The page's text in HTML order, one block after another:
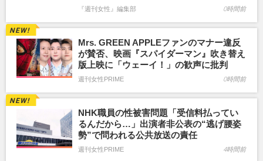
『週刊女性』編集部 0時間前
Mrs. GREEN APPLEファンのマナー違反
が賛否、映画『スパイダーマン』吹き替え
版上映に「ウェーイ！」の歓声に批判
週刊女性PRIME 0時間前
NHK職員の性被害問題「受信料払ってい
るんだから…」出演者非公表の“逃げ腰姿
勢”で問われる公共放送の責任
週刊女性PRIME 4時間前